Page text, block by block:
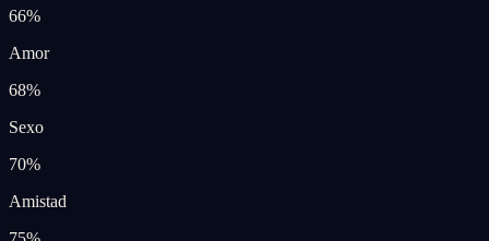
66%
Amor
68%
Sexo
70%
Amistad